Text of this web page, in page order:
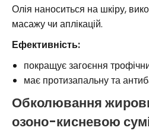
Олія наноситься на шкіру,
масажу чи аплікацій.
Ефективність:
покращує загоєння
має протизапальну та
Обколювання
озоно-кисневою